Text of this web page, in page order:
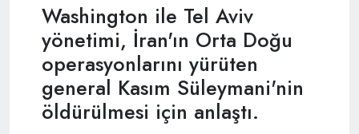
Washington ile Tel Aviv
yönetimi, İran'ın Orta Doğu
operasyonlarını yürüten
general Kasım Süleymani'nin
öldürülmesi için anlaştı.